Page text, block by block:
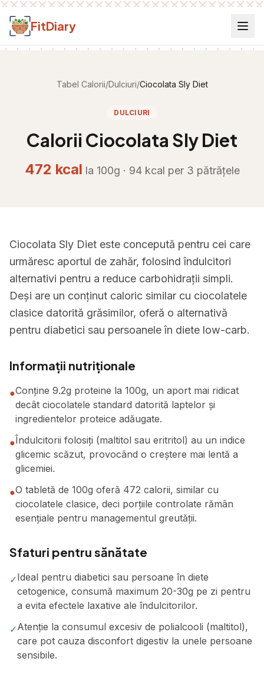
Salt la conținut
FitDiary
Tabel Calorii/Dulciuri/Ciocolata Sly Diet
DULCIURI
Calorii Ciocolata Sly Diet
472 kcal la 100g · 94kcal per 3 pătrățele
Ciocolata Sly Diet este concepută pentru cei care
urmăresc aportul de zahăr, folosind îndulcitori
alternativi pentru a reduce carbohidrații simpli.
Deși are un conținut caloric similar cu ciocolatele
clasice datorită grăsimilor, oferă o alternativă
pentru diabetici sau persoanele în diete low-carb.
Informații nutriționale
●Conține 9.2g proteine la 100g, un aport mai ridicat
decât ciocolatele standard datorită laptelor și
ingredientelor proteice adăugate.
●Îndulcitorii folosiți (maltitol sau eritritol) au un indice
glicemic scăzut, provocând o creștere mai lentă a
glicemiei.
●O tabletă de 100g oferă 472 calorii, similar cu
ciocolatele clasice, deci porțiile controlate rămân
esențiale pentru managementul greutății.
Sfaturi pentru sănătate
✓Ideal pentru diabetici sau persoane în diete
cetogenice, consumă maximum 20-30g pe zi pentru
a evita efectele laxative ale îndulcitorilor.
✓Atenție la consumul excesiv de polialcooli (maltitol),
care pot cauza disconfort digestiv la unele persoane
sensibile.